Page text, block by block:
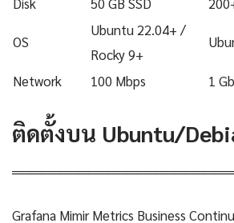
OS
Ubuntu 22.04+ /
Rocky 9+
Network 100 Mbps 1
ติดตั้งบน Ubuntu/
Grafana Mimir Metrics Business